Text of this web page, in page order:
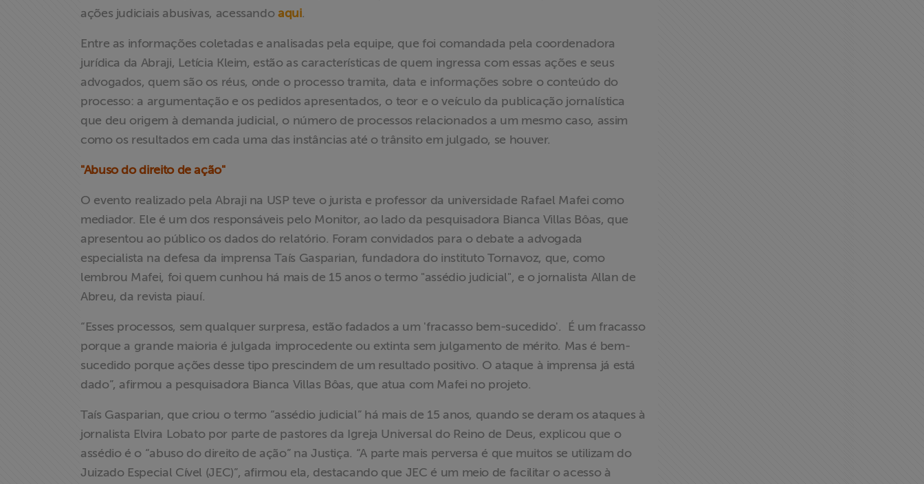
Proteção Legal
Documentários
Homenageados
ações judiciais abusivas, acessandoaqui.
Entre as informações coletadas e analisadas pela equipe, que foi comandada pela coordenadora
jurídica da Abraji, Letícia Kleim, estão as características de quem ingressa com essas ações e seus
advogados, quem são os réus, onde o processo tramita, data e informações sobre o conteúdo do
processo: a argumentação e os pedidos apresentados, o teor e o veículo da publicação jornalística
que deu origem à demanda judicial, o número de processos relacionados a um mesmo caso, assim
como os resultados em cada uma das instâncias até o trânsito em julgado, se houver.
"Abuso do direito de ação"
O evento realizado pela Abraji na USP teve o jurista e professor da universidade Rafael Mafei como
mediador. Ele é um dos responsáveis pelo Monitor, ao lado da pesquisadora Bianca Villas Bôas, que
apresentou ao público os dados do relatório. Foram convidados para o debate a advogada
especialista na defesa da imprensa Taís Gasparian, fundadora do instituto Tornavoz, que, como
lembrou Mafei, foi quem cunhou há mais de 15 anos o termo "assédio judicial", e o jornalista Allan de
Abreu, da revista piauí.
“Esses processos, sem qualquer surpresa, estão fadados a um 'fracasso bem-sucedido'. É um fracasso
porque a grande maioria é julgada improcedente ou extinta sem julgamento de mérito. Mas é bem-
sucedido porque ações desse tipo prescindem de um resultado positivo. O ataque à imprensa já está
dado”, afirmou a pesquisadora Bianca Villas Bôas, que atua com Mafei no projeto.
Taís Gasparian, que criou o termo “assédio judicial” há mais de 15 anos, quando se deram os ataques à
jornalista Elvira Lobato por parte de pastores da Igreja Universal do Reino de Deus, explicou que o
assédio é o “abuso do direito de ação” na Justiça. “A parte mais perversa é que muitos se utilizam do
Juizado Especial Cível (JEC)”, afirmou ela, destacando que JEC é um meio de facilitar o acesso à